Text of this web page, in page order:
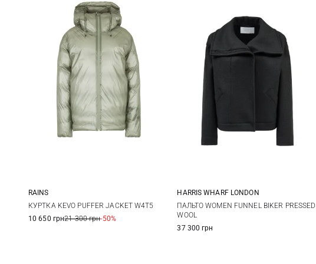
S M
RAINS
КУРТКА KEVO PUFFER JACKET W4T5
10 650 грн21 300 грн-50%
40 42 44 46
HARRIS WHARF LONDON
ПАЛЬТО WOMEN FUNNEL BIKER PRESSED
WOOL
37 300 грн